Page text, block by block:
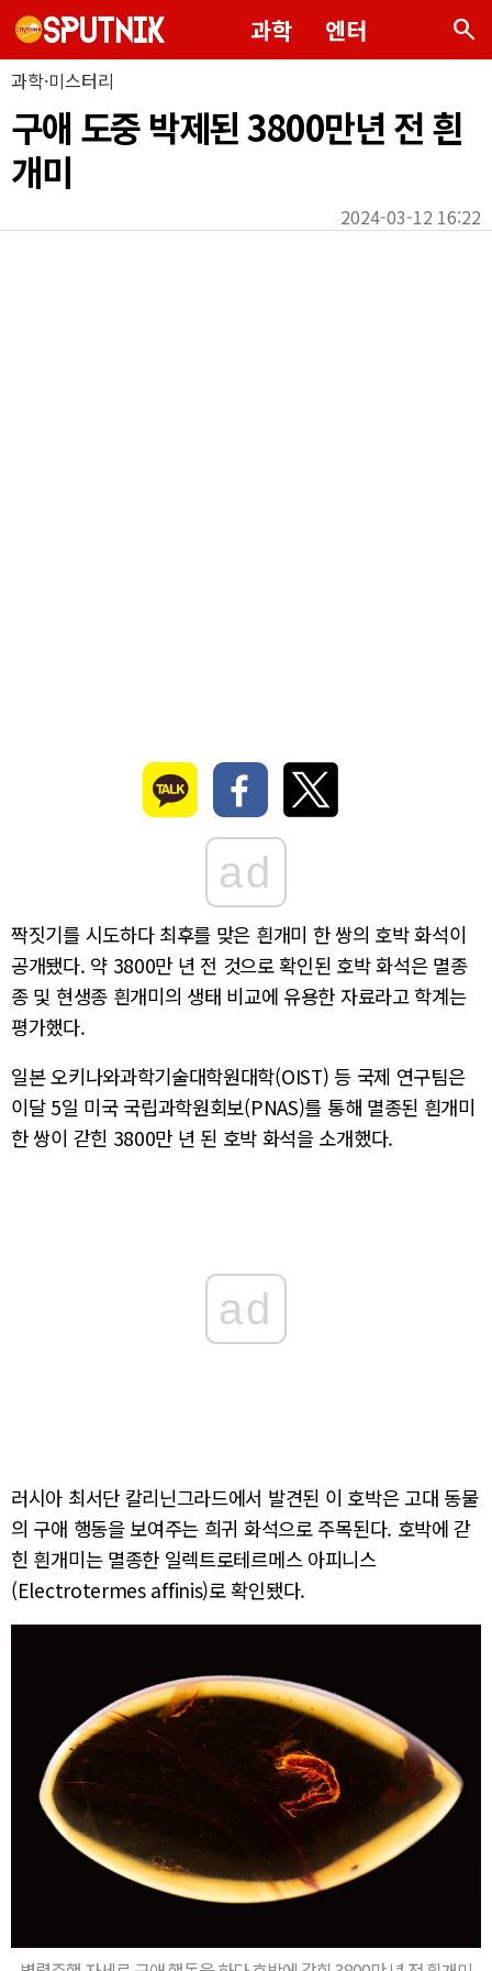
과학 엔터 search
과학·미스터리
구애 도중 박제된 3800만년 전 흰
개미
2024-03-12 16:22
ad
짝짓기를 시도하다 최후를 맞은 흰개미 한 쌍의 호박 화석이
공개됐다. 약 3800만 년 전 것으로 확인된 호박 화석은 멸종
종 및 현생종 흰개미의 생태 비교에 유용한 자료라고 학계는
평가했다.
일본 오키나와과학기술대학원대학(OIST) 등 국제 연구팀은
이달 5일 미국 국립과학원회보(PNAS)를 통해 멸종된 흰개미
한 쌍이 갇힌 3800만 년 된 호박 화석을 소개했다.
ad
러시아 최서단 칼리닌그라드에서 발견된 이 호박은 고대 동물
의 구애 행동을 보여주는 희귀 화석으로 주목된다. 호박에 갇
힌 흰개미는 멸종한 일렉트로테르메스 아피니스
(Electrotermes affinis)로 확인됐다.